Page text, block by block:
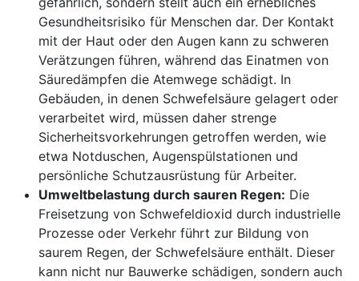
Gesundheitsrisiko für Menschen dar. Der Kontakt
mit der Haut oder den Augen kann zu schweren
Verätzungen führen, während das Einatmen von
Säuredämpfen die Atemwege schädigt. In
Gebäuden, in denen Schwefelsäure gelagert oder
verarbeitet wird, müssen daher strenge
Sicherheitsvorkehrungen getroffen werden, wie
etwa Notduschen, Augenspülstationen und
persönliche Schutzausrüstung für Arbeiter.
Umweltbelastung durch sauren Regen: Die
Freisetzung von Schwefeldioxid durch industrielle
Prozesse oder Verkehr führt zur Bildung von
saurem Regen, der Schwefelsäure enthält. Dieser
kann nicht nur Bauwerke schädigen, sondern auch